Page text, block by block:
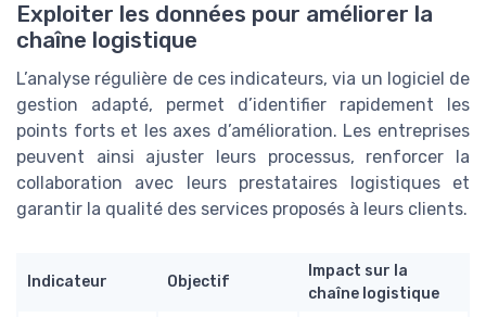
Exploiter les données pour améliorer la
chaîne logistique
L’analyse régulière de ces indicateurs, via un logiciel de
gestion adapté, permet d’identifier rapidement les
points forts et les axes d’amélioration. Les entreprises
peuvent ainsi ajuster leurs processus, renforcer la
collaboration avec leurs prestataires logistiques et
garantir la qualité des services proposés à leurs clients.
Indicateur Objectif
Impact sur la
chaîne logistique